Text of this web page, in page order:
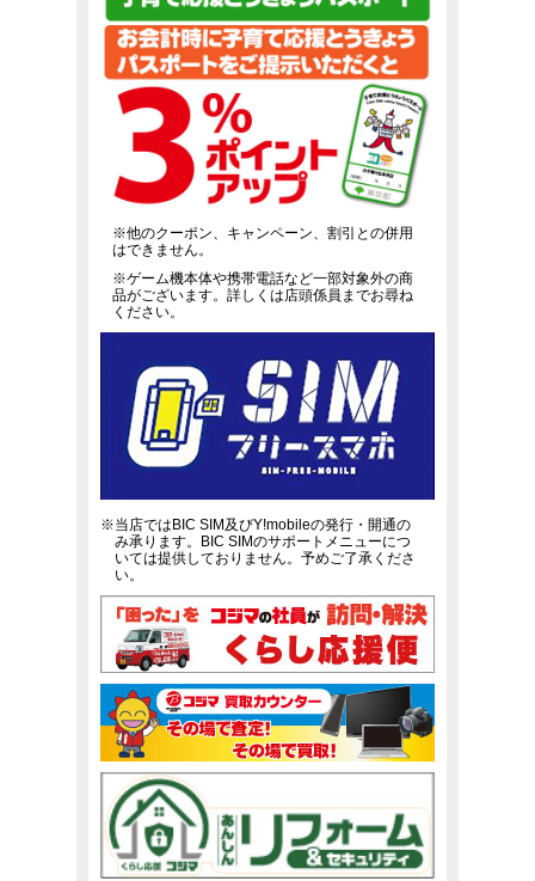
※他のクーポン、キャンペーン、割引との併用
はできません。
※ゲーム機本体や携帯電話など一部対象外の商
品がございます。詳しくは店頭係員までお尋ね
ください。
※当店ではBIC SIM及びY!mobileの発行・開通の
み承ります。BIC SIMのサポートメニューにつ
いては提供しておりません。予めご了承くださ
い。